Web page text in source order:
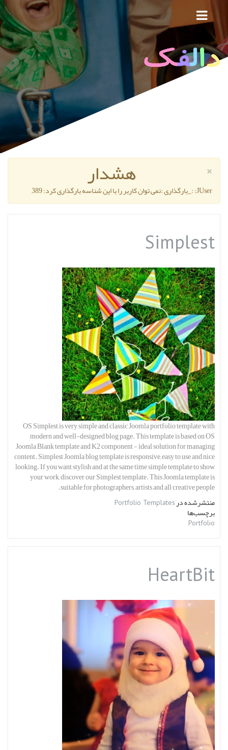
× هشدار JUser: :_بارگذاری :نمی توان کاربر را با این شناسه بارگذاری کرد: 389
Simplest
OS Simplest is very simple and classic Joomla portfolio template with
modern and well-designed blog page. This template is based on OS
Joomla Blank template and K2 component - ideal solution for managing
content. Simplest Joomla blog template is responsive, easy to use and nice
looking. If you want stylish and at the same time simple template to show
your work, discover our Simplest template. This Joomla template is
suitable for photographers, artists and all creative people.
منتشرشده درPortfolio Templates
برچسب‌ها
Portfolio
HeartBit